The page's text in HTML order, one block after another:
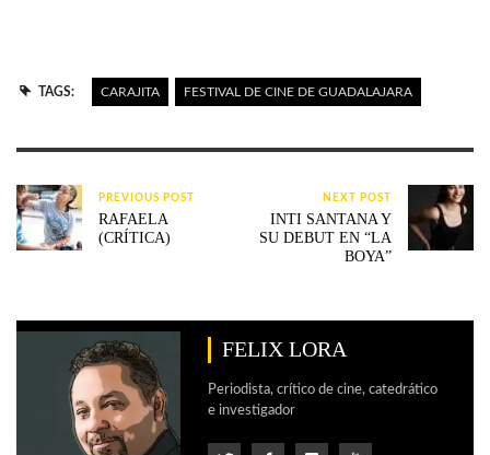
TAGS: CARAJITA FESTIVAL DE CINE DE GUADALAJARA
PREVIOUS POST
RAFAELA
(CRÍTICA)
NEXT POST
INTI SANTANA Y
SU DEBUT EN “LA
BOYA”
FELIX LORA
Periodista, crítico de cine, catedrático
e investigador